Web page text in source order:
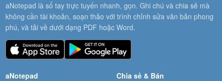
aNotepad là sổ tay trực tuyến nhanh, gọn. Ghi chú và chia sẻ mà
không cần tài khoản, soạn thảo với trình chỉnh sửa văn bản phong
phú, và tải về dưới dạng PDF hoặc Word.
aNotepad
Chia sẻ & Bán